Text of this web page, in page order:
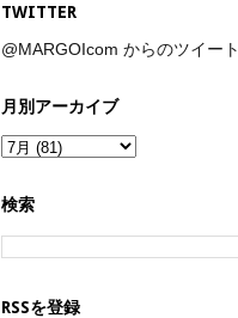
TWITTER
@MARGOIcom からのツイート
月別アーカイブ
検索
RSSを登録